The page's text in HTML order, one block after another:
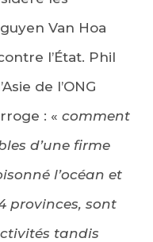
Van Hoa
l’État. Phil
de l’ONG
: « comment
d’une firme
l’océan et
provinces, sont
tandis